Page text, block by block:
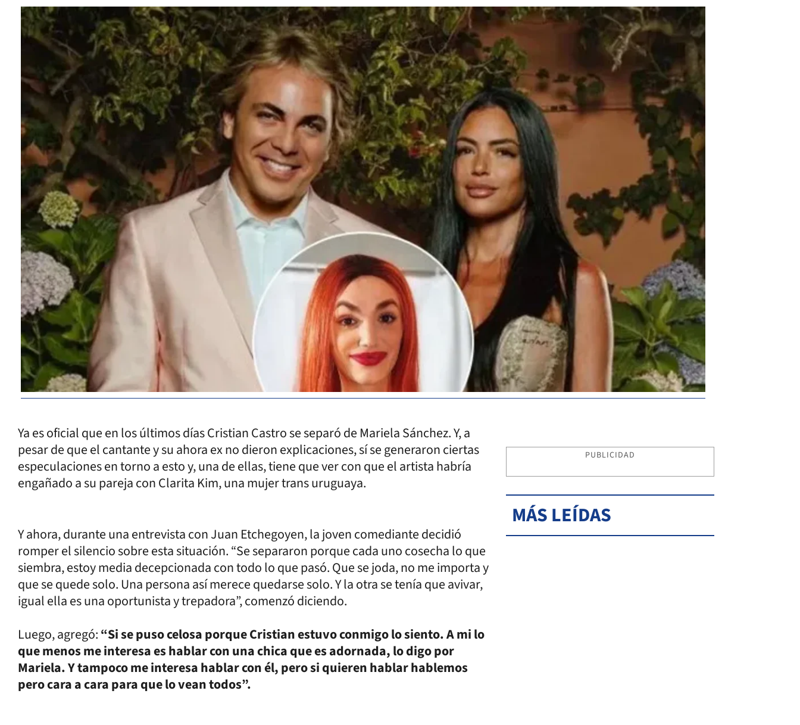
Ya es oficial que en los últimos días Cristian Castro se separó de Mariela Sánchez. Y, a
pesar de que el cantante y su ahora ex no dieron explicaciones, sí se generaron ciertas
especulaciones en torno a esto y, una de ellas, tiene que ver con que el artista habría
engañado a su pareja con Clarita Kim, una mujer trans uruguaya.
Y ahora, durante una entrevista con Juan Etchegoyen, la joven comediante decidió
romper el silencio sobre esta situación. “Se separaron porque cada uno cosecha lo que
siembra, estoy media decepcionada con todo lo que pasó. Que se joda, no me importa y
que se quede solo. Una persona así merece quedarse solo. Y la otra se tenía que avivar,
igual ella es una oportunista y trepadora”, comenzó diciendo.
Luego, agregó:“Si se puso celosa porque Cristian estuvo conmigo lo siento. A mi lo
que menos me interesa es hablar con una chica que es adornada, lo digo por
Mariela. Y tampoco me interesa hablar con él, pero si quieren hablar hablemos
pero cara a cara para que lo vean todos”.
PUBLICIDAD
MÁS LEÍDAS